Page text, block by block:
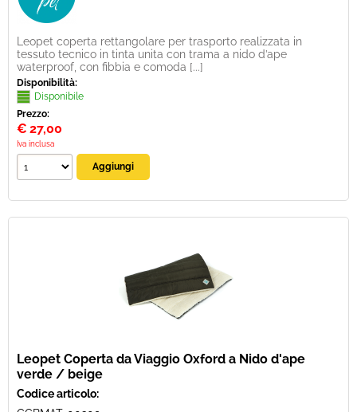
Leopet coperta rettangolare per trasporto realizzata in
tessuto tecnico in tinta unita con trama a nido d’ape
waterproof, con fibbia e comoda [...]
Disponibilità:
Disponibile
Prezzo:
€ 27,00
Iva inclusa
Leopet Coperta da Viaggio Oxford a Nido d'ape
verde / beige
Codice articolo: